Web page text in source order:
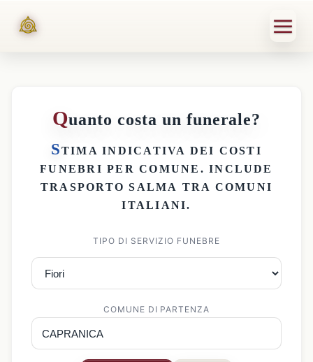
Quanto costa un funerale?
STIMA INDICATIVA DEI COSTI
FUNEBRI PER COMUNE . INCLUDE
TRASPORTO SALMA TRA COMUNI
ITALIANI.
TIPO DI SERVIZIO FUNEBRE
COMUNE DI PARTENZA